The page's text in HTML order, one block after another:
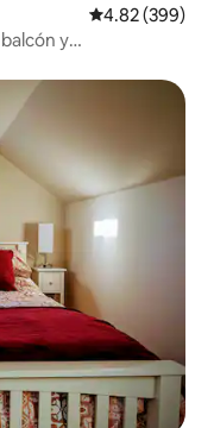
Calificación
4.82 (399)
y